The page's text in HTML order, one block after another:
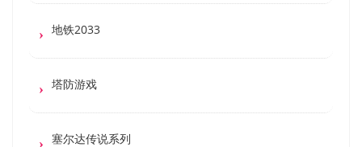
地铁2033
塔防游戏
塞尔达传说系列